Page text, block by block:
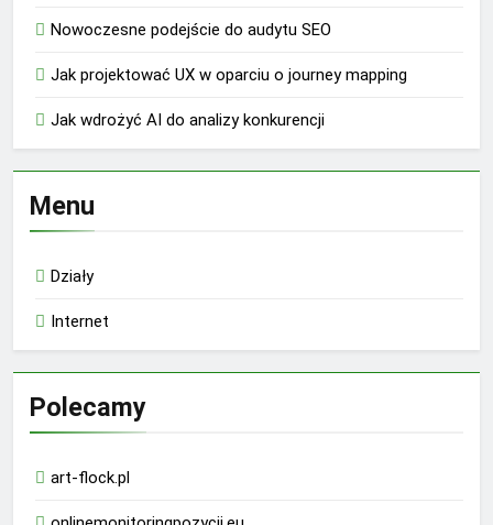
Nowoczesne podejście do audytu SEO
Jak projektować UX w oparciu o journey mapping
Jak wdrożyć AI do analizy konkurencji
Menu
Działy
Internet
Polecamy
art-flock.pl